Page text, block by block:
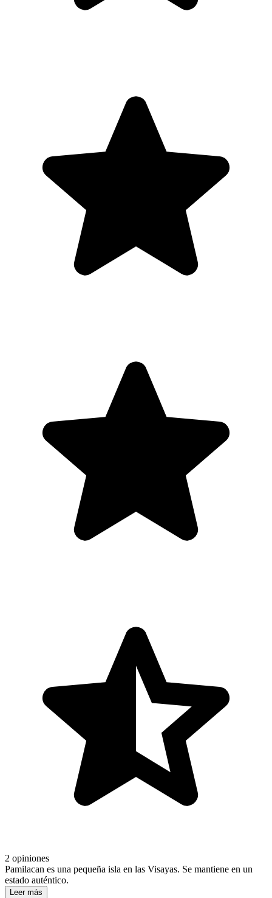
2 opiniones
Pamilacan es una pequeña isla en las Visayas. Se mantiene en un
estado auténtico.
Leer más